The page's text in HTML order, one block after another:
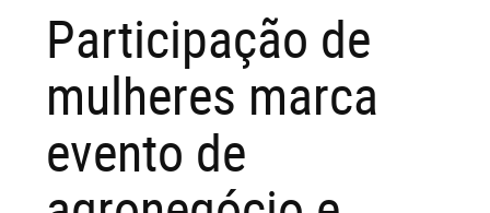
Participação de
mulheres marca
evento de